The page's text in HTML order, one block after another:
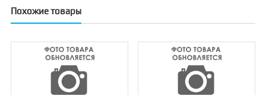
Похожие товары